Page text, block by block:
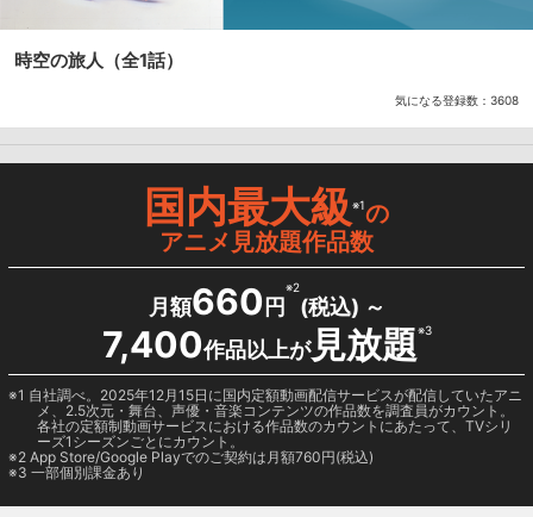
時空の旅人 （全1話）
気になる登録数： 3608
国内最大級※1の
アニメ見放題作品数
月額660 円
※2
(税込) ～
7,400作品以上が見放題※3
1 自社調べ。2025年12月15日に国内定額動画配信サービスが配信していたアニ
メ、2.5次元・舞台、声優・音楽コンテンツの作品数を調査員がカウント。
各社の定額制動画サービスにおける作品数のカウントにあたって、TVシリ
ーズ1シーズンごとにカウント。
2 App Store/Google Playでのご契約は月額760円(税込)
3 一部個別課金あり